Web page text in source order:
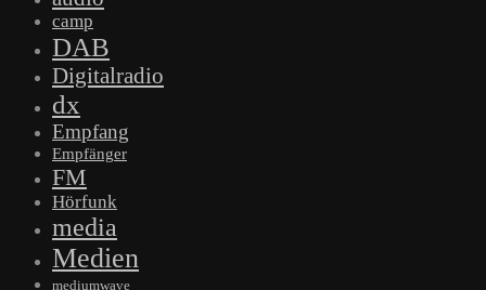
camp
DAB
Digitalradio
dx
Empfang
Empfänger
FM
Hörfunk
media
Medien
mediumwave